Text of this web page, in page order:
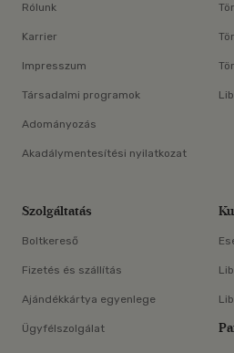
Rólunk
Karrier
Impresszum
Társadalmi programok
Adományozás
Akadálymentesítési nyilatkozat
Szolgáltatás
Boltkereső
Fizetés és szállítás
Ajándékkártya egyenlege
Ügyfélszolgálat